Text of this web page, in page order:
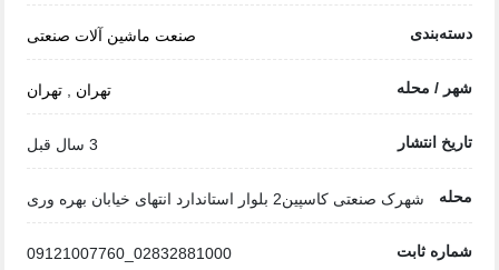
دسته‌بندی صنعت ماشین آلات صنعتی
شهر / محله تهران تهران
تاریخ انتشار 3 سال قبل
محله شهرک صنعتی کاسپین2 بلوار استاندارد انتهای خیابان بهره وری
شماره ثابت 02832881000_09121007760